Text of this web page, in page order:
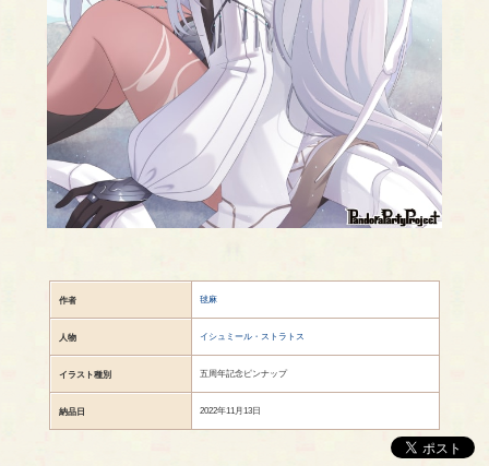
作者 毬麻
人物 イシュミール・ストラトス
イラスト種別 五周年記念ピンナップ
納品日 2022年11月13日